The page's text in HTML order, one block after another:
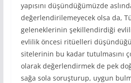
yapısını düşündüğümüzde
değerlendirilemeyecek olsa da,
geleneklerinin şekillendirdiği
evlilik öncesi ritüelleri
sitelerinin bu kadar tutulmasını
olarak değerlendirmek de pek
sağa sola soruşturup, uygun